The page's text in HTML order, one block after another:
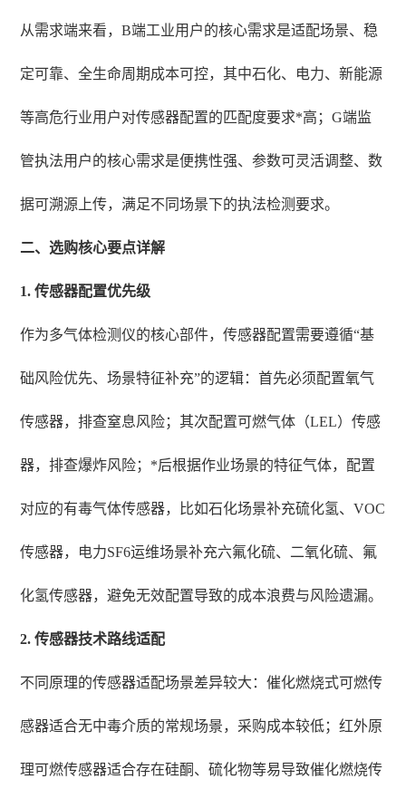
从需求端来看，B端工业用户的核心需求是适配场景、稳
定可靠、全生命周期成本可控，其中石化、电力、新能源
等高危行业用户对传感器配置的匹配度要求*高；G端监
管执法用户的核心需求是便携性强、参数可灵活调整、数
据可溯源上传，满足不同场景下的执法检测要求。
二、选购核心要点详解
1. 传感器配置优先级
作为多气体检测仪的核心部件，传感器配置需要遵循“基
础风险优先、场景特征补充”的逻辑：首先必须配置氧气
传感器，排查窒息风险；其次配置可燃气体（LEL）传感
器，排查爆炸风险；*后根据作业场景的特征气体，配置
对应的有毒气体传感器，比如石化场景补充硫化氢、VOC
传感器，电力SF6运维场景补充六氟化硫、二氧化硫、氟
化氢传感器，避免无效配置导致的成本浪费与风险遗漏。
2. 传感器技术路线适配
不同原理的传感器适配场景差异较大：催化燃烧式可燃传
感器适合无中毒介质的常规场景，采购成本较低；红外原
理可燃传感器适合存在硅酮、硫化物等易导致催化燃烧传